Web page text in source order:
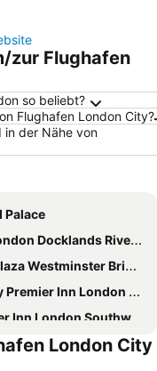
zur Flughafen
so beliebt?
Flughafen London City?
in der Nähe von
Palace
Docklands Riverside
Westminster Bridge Hotel
Inn London Westminster Abbey hotel
Southwark (Southwark Station) Hotel
London Central City Road
London City